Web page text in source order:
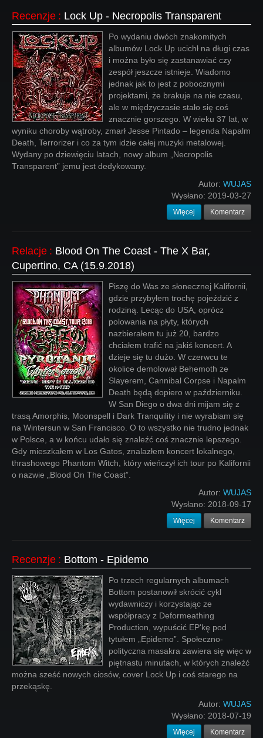
Recenzje : Lock Up - Necropolis Transparent
Po wydaniu dwóch znakomitych
albumów Lock Up ucichł na długi czas
i można było się zastanawiać czy
zespół jeszcze istnieje. Wiadomo
jednak jak to jest z pobocznymi
projektami, że brakuje na nie czasu,
ale w międzyczasie stało się coś
znacznie gorszego. W wieku 37 lat, w
wyniku choroby wątroby, zmarł Jesse Pintado – legenda Napalm
Death, Terrorizer i co za tym idzie całej muzyki metalowej.
Wydany po dziewięciu latach, nowy album „Necropolis
Transparent” jemu jest dedykowany.
Autor: WUJAS
Wysłano: 2019-03-27
Więcej Komentarz
Relacje : Blood On The Coast - The X Bar,
Cupertino, CA (15.9.2018)
Piszę do Was ze słonecznej Kalifornii,
gdzie przybyłem trochę pojeździć z
rodziną. Lecąc do USA, oprócz
polowania na płyty, których
nazbierałem tu już 20, bardzo
chciałem trafić na jakiś koncert. A
dzieje się tu dużo. W czerwcu te
okolice demolował Behemoth ze
Slayerem, Cannibal Corpse i Napalm
Death będą dopiero w październiku.
W San Diego o dwa dni mijam się z
trasą Amorphis, Moonspell i Dark Tranquility i nie wyrabiam się
na Wintersun w San Francisco. O to wszystko nie trudno jednak
w Polsce, a w końcu udało się znaleźć coś znacznie lepszego.
Gdy mieszkałem w Los Gatos, znalazłem koncert lokalnego,
thrashowego Phantom Witch, który wieńczył ich tour po Kalifornii
o nazwie „Blood On The Coast”.
Autor: WUJAS
Wysłano: 2018-09-17
Więcej Komentarz
Recenzje : Bottom - Epidemo
Po trzech regularnych albumach
Bottom postanowił skrócić cykl
wydawniczy i korzystając ze
współpracy z Deformeathing
Production, wypuścić EP'kę pod
tytułem „Epidemo”. Społeczno-
polityczna masakra zawiera się więc w
piętnastu minutach, w których znaleźć
można sześć nowych ciosów, cover Lock Up i coś starego na
przekąskę.
Autor: WUJAS
Wysłano: 2018-07-19
Więcej Komentarz